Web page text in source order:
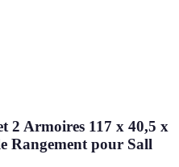
2 Armoires 117 x 40,5 x
Rangement pour Sall